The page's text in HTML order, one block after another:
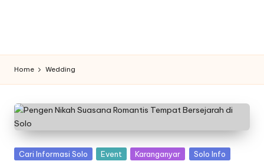
Home Wedding
Posted
Cari Informasi Solo Event Karanganyar
Solo Info